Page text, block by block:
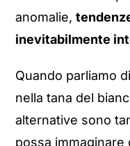
anomalie,
inevitabilmente
Quando parliamo
nella tana del
alternative sono
possa